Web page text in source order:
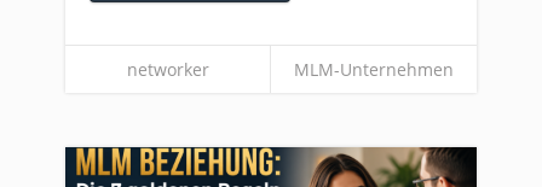
networker MLM-Unternehmen